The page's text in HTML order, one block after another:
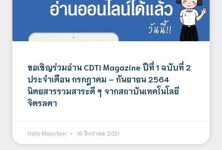
ขอเชิญร่วมอ่าน CDTI Magazine ปีที่ 1 ฉบับที่ 2
ประจำเดือน กรกฎาคม – กันยายน 2564
นิตยสารรวมสาระดี ๆ จากสถาบันเทคโนโลยี
จิตรลดา
Hello Mountain 16 สิงหาคม 2021